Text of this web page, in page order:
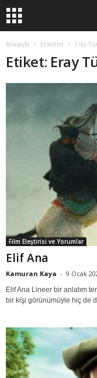
Anasayfa Etiketler Eray
Etiket: Eray
Film Eleştirisi ve Yorumlar
Elif Ana
Kamuran Kaya - 9 Ocak
Elif Ana Lineer bir anlatım
bir kişi görünümüyle hiç de